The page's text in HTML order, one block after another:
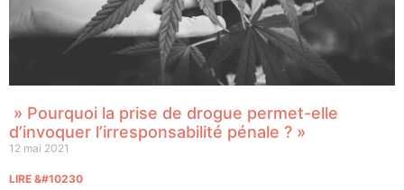
» Pourquoi la prise de drogue permet-elle
d’invoquer l’irresponsabilité pénale ? »
12 mai 2021
LIRE &#10230